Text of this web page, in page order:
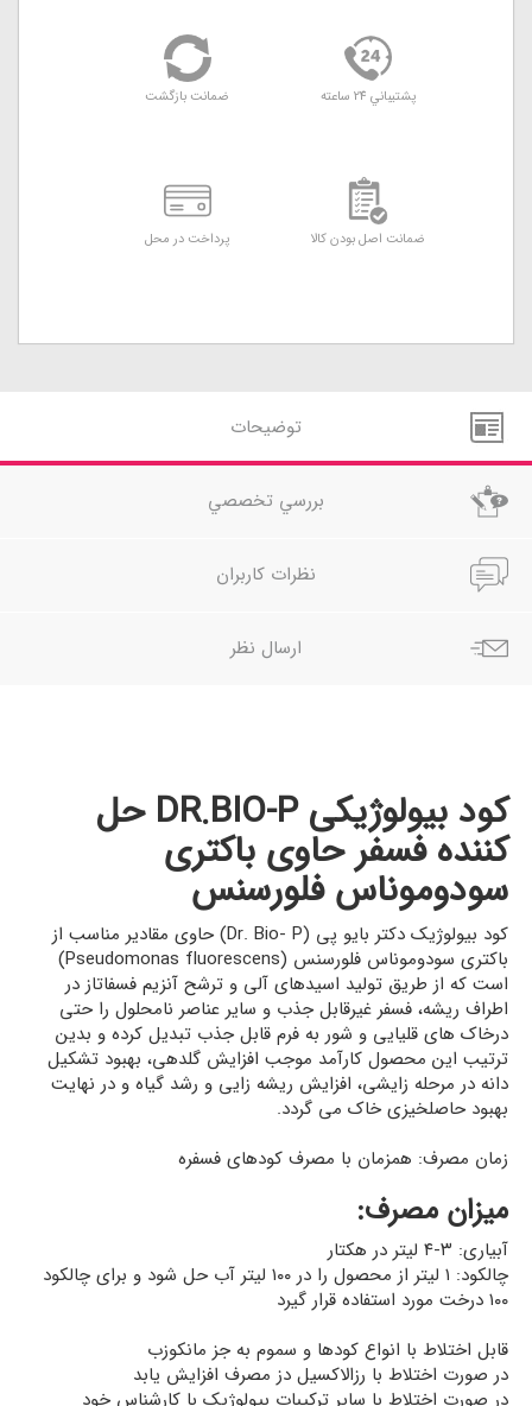
پشتيباني 24 ساعته ضمانت بازگشت
ضمانت اصل بودن کالا پرداخت در محل
توضيحات
بررسي تخصصي
نظرات کاربران
ارسال نظر
کود بیولوژیکی DR.BIO-P حل
کننده فسفر حاوی باکتری
سودوموناس فلورسنس
کود بیولوژیک دکتر بایو پی (Dr. Bio- P) حاوی مقادیر مناسب از
باکتری سودوموناس فلورسنس (Pseudomonas fluorescens)
است که از طریق تولید اسیدهای آلی و ترشح آنزیم فسفاتاز در
اطراف ریشه، فسفر غیرقابل جذب و سایر عناصر نامحلول را حتی
درخاک های قلیایی و شور به فرم قابل جذب تبدیل کرده و بدین
ترتیب این محصول کارآمد موجب افزایش گلدهی، بهبود تشکیل
دانه در مرحله زایشی، افزایش ریشه زایی و رشد گیاه و در نهایت
بهبود حاصلخیزی خاک می گردد.
زمان مصرف: همزمان با مصرف کودهای فسفره
میزان مصرف:
آبیاری: ۳-۴ لیتر در هکتار
چالکود: ۱ لیتر از محصول را در ۱۰۰ لیتر آب حل شود و برای چالکود
۱۰۰ درخت مورد استفاده قرار گیرد
قابل اختلاط با انواع کودها و سموم به جز مانکوزب
در صورت اختلاط با رزالاکسیل دز مصرف افزایش یابد
در صورت اختلاط با سایر ترکیبات بیولوژیک با کارشناس خود